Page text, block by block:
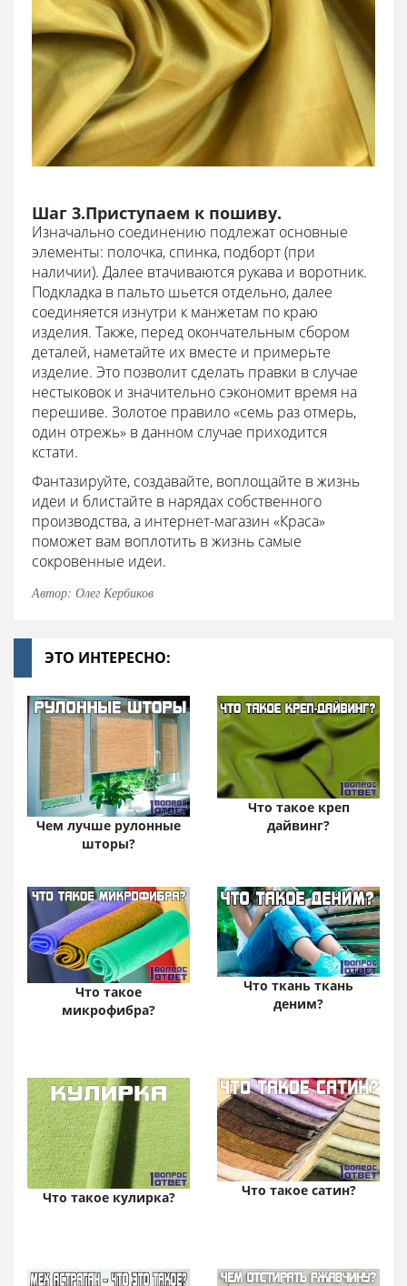
Шаг 3.Приступаем к пошиву.
Изначально соединению подлежат основные
элементы: полочка, спинка, подборт (при
наличии). Далее втачиваются рукава и воротник.
Подкладка в пальто шьется отдельно, далее
соединяется изнутри к манжетам по краю
изделия. Также, перед окончательным сбором
деталей, наметайте их вместе и примерьте
изделие. Это позволит сделать правки в случае
нестыковок и значительно сэкономит время на
перешиве. Золотое правило «семь раз отмерь,
один отрежь» в данном случае приходится
кстати.
Фантазируйте, создавайте, воплощайте в жизнь
идеи и блистайте в нарядах собственного
производства, а интернет-магазин «Краса»
поможет вам воплотить в жизнь самые
сокровенные идеи.
Автор: Олег Кербиков
ЭТО ИНТЕРЕСНО:
Чем лучше рулонные
шторы?
Что такое креп
дайвинг?
Что такое
микрофибра?
Что ткань ткань
деним?
Что такое кулирка? Что такое сатин?